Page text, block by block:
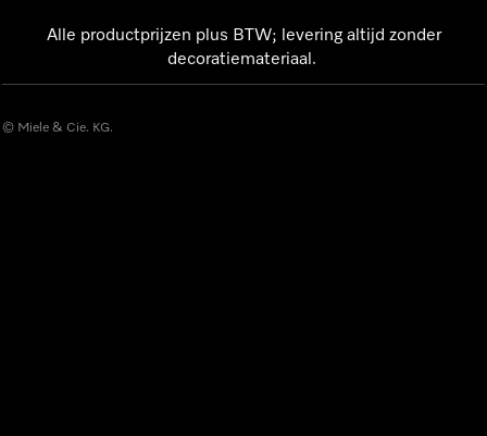
Alle productprijzen plus BTW; levering altijd zonder
decoratiemateriaal.
© Miele & Cie. KG.